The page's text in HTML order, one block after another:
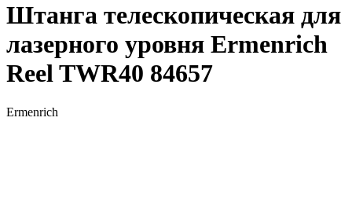
Штанга телескопическая для
лазерного уровня Ermenrich
Reel TWR40 84657
Ermenrich